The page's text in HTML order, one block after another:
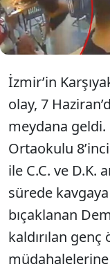
ortaya çıktı.
İzmir’in
olay, 7
meydana geldi.
Ortaokulu
ile C.C. ve D.K.
sürede
bıçaklanan
kaldırılan
müdahalelerine